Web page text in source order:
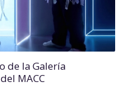
de la Galería
MACC